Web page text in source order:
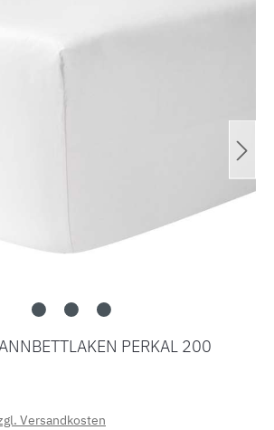
PERKAL 200
Versandkosten